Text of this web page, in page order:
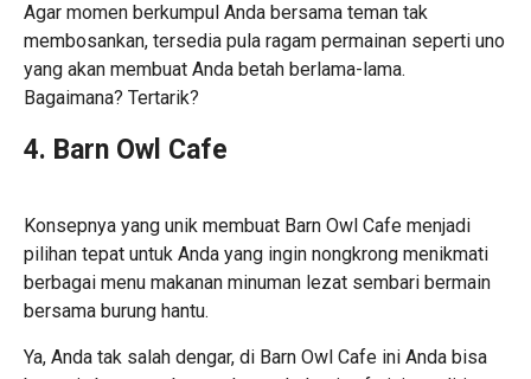
Agar momen berkumpul Anda bersama teman tak
membosankan, tersedia pula ragam permainan seperti uno
yang akan membuat Anda betah berlama-lama.
Bagaimana? Tertarik?
4. Barn Owl Cafe
Konsepnya yang unik membuat Barn Owl Cafe menjadi
pilihan tepat untuk Anda yang ingin nongkrong menikmati
berbagai menu makanan minuman lezat sembari bermain
bersama burung hantu.
Ya, Anda tak salah dengar, di Barn Owl Cafe ini Anda bisa